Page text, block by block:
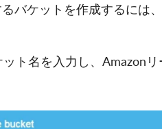
バケットを作成するには
ト名を入力し、Amazon